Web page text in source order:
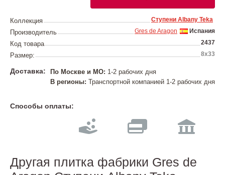
Коллекция Ступени Albany Teka
Производитель Испания
Gres de Aragon
Код товара 2437
Размер: 8х33
Доставка: По Москве и МО: 1-2 рабочих дня
В регионы: Транспортной компанией 1-2 рабочих дня
Способы оплаты:
Другая плитка фабрики Gres de